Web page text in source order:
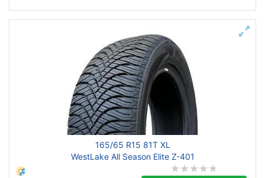
165/65 R15 81T XL
WestLake All Season Elite Z-401
Тип транспортного средства
Усиленная шина
Год производства
Страна производства